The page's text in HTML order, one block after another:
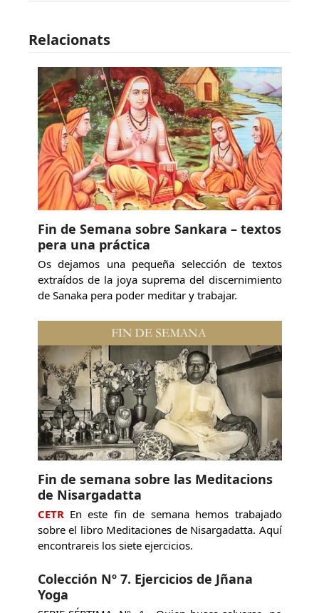
Relacionats
Fin de Semana sobre Sankara – textos
pera una práctica
Os dejamos una pequeña selección de textos
extraídos de la joya suprema del discernimiento
de Sanaka pera poder meditar y trabajar.
Fin de semana sobre las Meditacions
de Nisargadatta
CETR En este fin de semana hemos trabajado
sobre el libro Meditaciones de Nisargadatta. Aquí
encontrareis los siete ejercicios.
Colección Nº 7. Ejercicios de Jñana
Yoga